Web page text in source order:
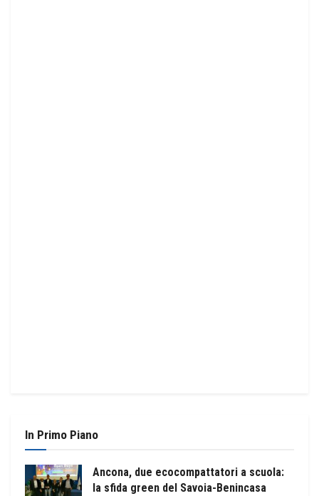
In Primo Piano
Ancona, due ecocompattatori a scuola:
la sfida green del Savoia-Benincasa